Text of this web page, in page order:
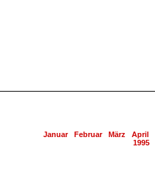
Januar Februar März April
1995